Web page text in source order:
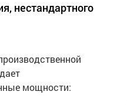
нестандартного
мощности: